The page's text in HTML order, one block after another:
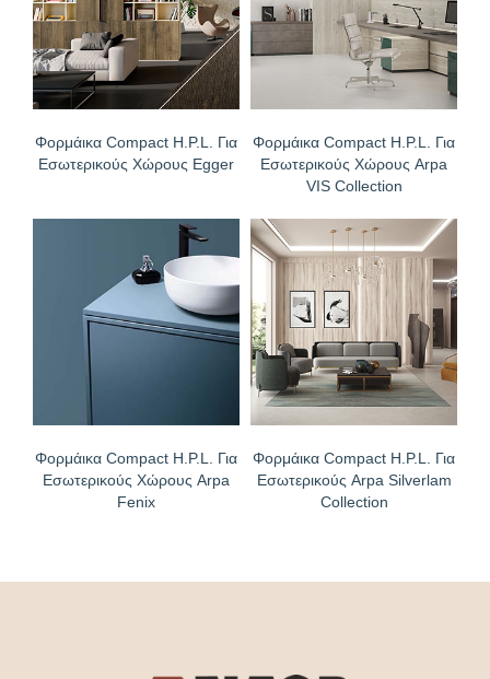
Φορμάικα Compact H.P.L. Για
Εσωτερικούς Χώρους Egger
Φορμάικα Compact H.P.L. Για
Εσωτερικούς Χώρους Arpa
VIS Collection
Φορμάικα Compact H.P.L. Για
Εσωτερικούς Χώρους Arpa
Fenix
Φορμάικα Compact H.P.L. Για
Εσωτερικούς Arpa Silverlam
Collection